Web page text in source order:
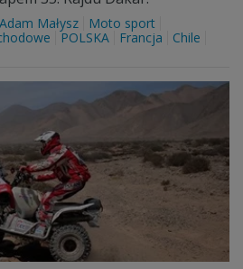
Adam Małysz
Moto sport
POLSKA Francja
Chile